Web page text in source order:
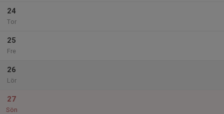
24
Tor
25
Fre
26
Lör
27
Sön